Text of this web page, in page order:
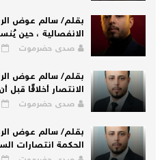
بقلم/ سالم عوض
الانفصالية ، حين
صدى حضرموت
بقلم/ سالم عوض
الانتصار أخلاقًا قبل أن
صدى حضرموت
بقلم/ سالم عوض
الحكمة انتصارات